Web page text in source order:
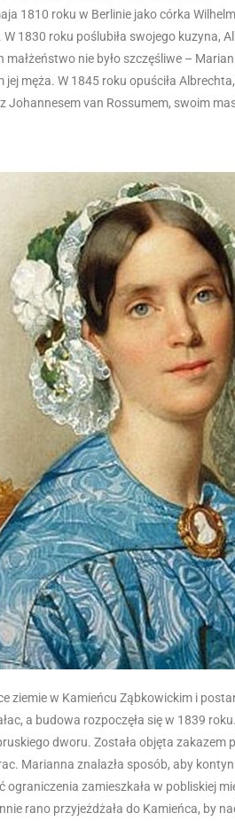
1810 roku w Berlinie jako córka
1830 roku poślubiła swojego kuzyna,
nie było szczęśliwe –
męża. W 1845 roku opuściła
Johannesem van Rossumem, swoim
ziemie w Kamieńcu Ząbkowickim i
a budowa rozpoczęła się w 1839
dworu. Została objęta zakazem
Marianna znalazła sposób, aby
ograniczenia zamieszkała w pobliskiej
rano przyjeżdżała do Kamieńca, by